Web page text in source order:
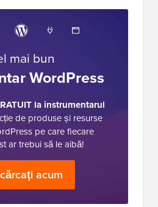
mai bun
WordPress
la instrumentarul
de produse și resurse
pe care fiecare
ar trebui să le aibă!
acum